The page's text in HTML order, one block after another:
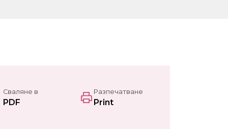
Сваляне в
PDF
Разпечатване
Print